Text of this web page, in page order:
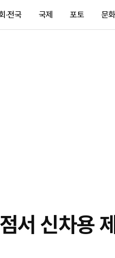
·전국 국제 포토 문
서 신차용